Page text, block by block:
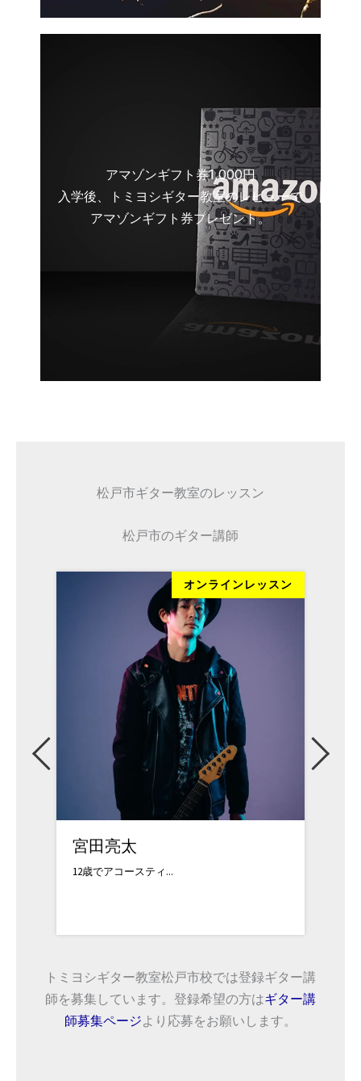
アマゾンギフト券1,000円
入学後、トミヨシギター教室のレビューで
アマゾンギフト券プレゼント。
松戸市ギター教室のレッスン
松戸市のギター講師
オンラインレッスン
澤野裕基
中学1年生の頃からギ...
トミヨシギター教室松戸市校では登録ギター講
師を募集しています。登録希望の方はギター講
師募集ページより応募をお願いします。